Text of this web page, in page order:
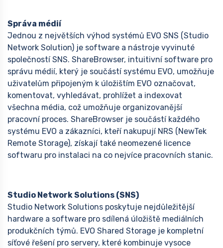
Správa médií
Jednou z největších výhod systémů EVO SNS (Studio
Network Solution) je software a nástroje vyvinuté
společností SNS. ShareBrowser, intuitivní software pro
správu médií, který je součástí systému EVO, umožňuje
uživatelům připojeným k úložištím EVO označovat,
komentovat, vyhledávat, prohlížet a indexovat
všechna média, což umožňuje organizovanější
pracovní proces. ShareBrowser je součástí každého
systému EVO a zákazníci, kteří nakupují NRS (NewTek
Remote Storage), získají také neomezené licence
softwaru pro instalaci na co nejvíce pracovních stanic.
Studio Network Solutions (SNS)
Studio Network Solutions poskytuje nejdůležitější
hardware a software pro sdílená úložiště mediálních
produkčních týmů. EVO Shared Storage je kompletní
síťové řešení pro servery, které kombinuje vysoce